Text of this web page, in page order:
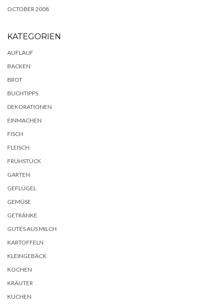
OCTOBER 2008
KATEGORIEN
AUFLAUF
BACKEN
BROT
BUCHTIPPS
DEKORATIONEN
EINMACHEN
FISCH
FLEISCH
FRÜHSTÜCK
GARTEN
GEFLÜGEL
GEMÜSE
GETRÄNKE
GUTES AUS MILCH
KARTOFFELN
KLEINGEBÄCK
KOCHEN
KRÄUTER
KUCHEN